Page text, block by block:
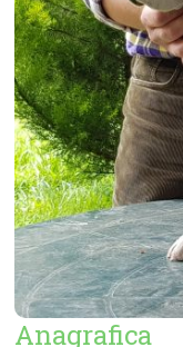
Anagrafica